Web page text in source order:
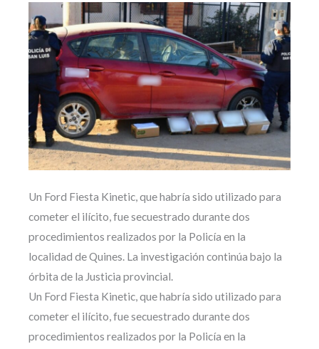
Un Ford Fiesta Kinetic, que habría sido utilizado para
cometer el ilícito, fue secuestrado durante dos
procedimientos realizados por la Policía en la
localidad de Quines. La investigación continúa bajo la
órbita de la Justicia provincial.
Un Ford Fiesta Kinetic, que habría sido utilizado para
cometer el ilícito, fue secuestrado durante dos
procedimientos realizados por la Policía en la